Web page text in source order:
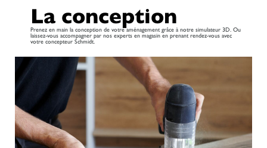
La conception
Prenez en main la conception de votre aménagement grâce à notre simulateur 3D. Ou
laissez-vous accompagner par nos experts en magasin en prenant rendez-vous avec
votre concepteur Schmidt.